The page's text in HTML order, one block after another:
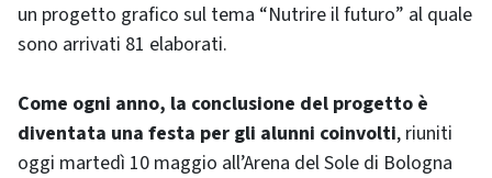
un progetto grafico sul tema “Nutrire il futuro” al quale
sono arrivati 81 elaborati.
Come ogni anno, la conclusione del progetto è
diventata una festa per gli alunni coinvolti, riuniti
oggi martedì 10 maggio all’Arena del Sole di Bologna